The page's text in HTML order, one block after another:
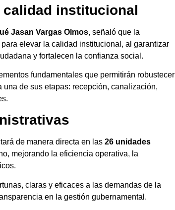
calidad institucional
Jasan Vargas Olmos, señaló que la
elevar la calidad institucional, al garantizar
y fortalecen la confianza social.
fundamentales que permitirán robustecer
una de sus etapas: recepción, canalización,
de manera directa en las 26 unidades
mejorando la eficiencia operativa, la
claras y eficaces a las demandas de la
en la gestión gubernamental.